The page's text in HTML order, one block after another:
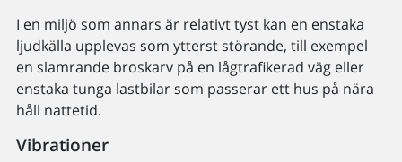
I en miljö som annars är relativt tyst kan en enstaka
ljudkälla upplevas som ytterst störande, till exempel
en slamrande broskarv på en lågtrafikerad väg eller
enstaka tunga lastbilar som passerar ett hus på nära
håll nattetid.
Vibrationer